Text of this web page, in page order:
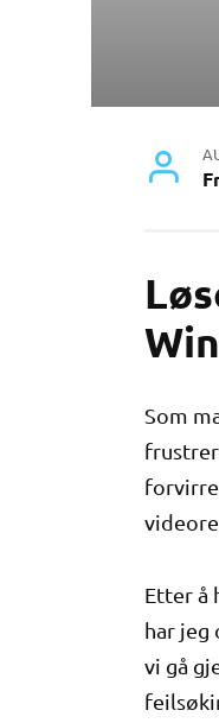
Som
Etter å
har jeg
vi gå